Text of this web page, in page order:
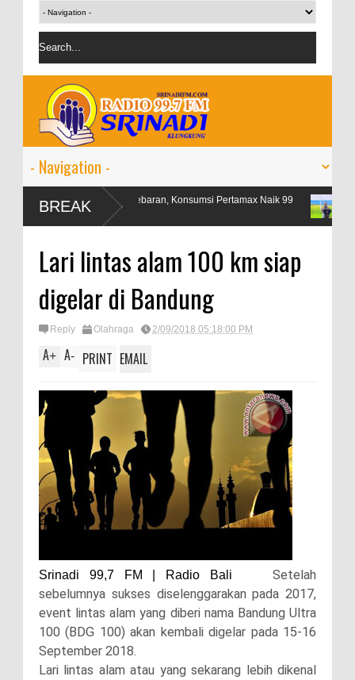
BREAK
Libur Lebaran, Konsumsi Pertamax Naik 99
Persen
OJK targetkan
persen
Lari lintas alam 100 km siap
digelar di Bandung
Reply Olahraga 2/09/2018 05:18:00 PM
A+ A- PRINT EMAIL
Srinadi 99,7 FM | Radio Bali Setelah
sebelumnya sukses diselenggarakan pada 2017,
event lintas alam yang diberi nama Bandung Ultra
100 (BDG 100) akan kembali digelar pada 15-16
September 2018.
Lari lintas alam atau yang sekarang lebih dikenal